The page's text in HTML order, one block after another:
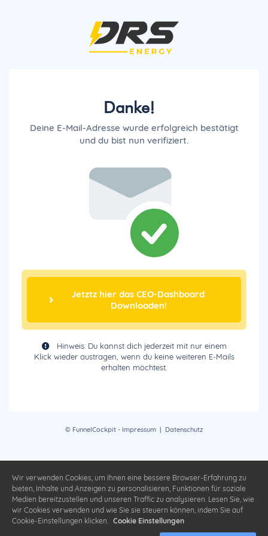
Danke!
Deine E-Mail-Adresse wurde erfolgreich bestätigt
und du bist nun verifiziert.
Jetztz hier das CEO-Dashboard
Downloaden!
Hinweis: Du kannst dich jederzeit mit nur einem
Klick wieder austragen, wenn du keine weiteren E-Mails
erhalten möchtest.
© FunnelCockpit - Impressum | Datenschutz
Wir verwenden Cookies, um Ihnen eine bessere Browser-Erfahrung zu
bieten, Inhalte und Anzeigen zu personalisieren, Funktionen für soziale
Medien bereitzustellen und unseren Traffic zu analysieren. Lesen Sie, wie
wir Cookies verwenden und wie Sie sie steuern können, indem Sie auf
Cookie-Einstellungen klicken. Cookie Einstellungen